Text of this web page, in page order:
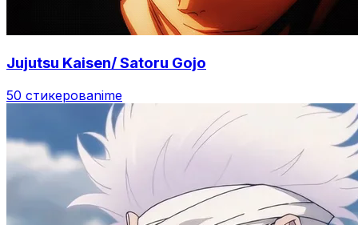
Jujutsu Kaisen/ Satoru Gojo
50 стикеровanime